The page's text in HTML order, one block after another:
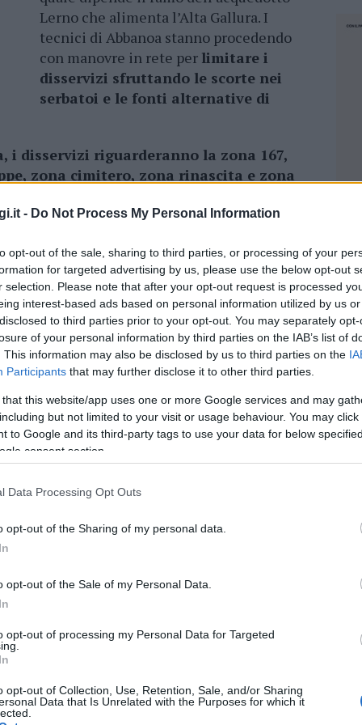
- Do Not Process My Personal Information
opt-out of the sale, sharing to third parties, or processing of your
for targeted advertising by us, please use the below opt-out
selection. Please note that after your opt-out request is processed
interest-based ads based on personal information utilized by us
to third parties prior to your opt-out. You may separately
of your personal information by third parties on the IAB’s list of
This information may also be disclosed by us to third parties on the
Participants that may further disclose it to other third parties.
that this website/app uses one or more Google services and may
but not limited to your visit or usage behaviour. You may
to Google and its third-party tags to use your data for below
consent section.
Data Processing Opt Outs
opt-out of the Sharing of my personal data.
opt-out of the Sale of my Personal Data.
opt-out of processing my Personal Data for Targeted
opt-out of Collection, Use, Retention, Sale, and/or Sharing
Data that Is Unrelated with the Purposes for which it
Lerno che alimenta l’Alta Gallura. I
tecnici di Abbanoa stanno procedendo
con manovre in rete per limitare i
disservizi sfruttando le scorte nei
serbatoi e le fonti alternative di
i disservizi riguarderanno la zona 167,
zona cimitero, zona rinascita e zona
di autobotte per le utenze sensibili.
dall’approvvigionamento delle fonti
aBortigiadas dalle scorte dei
pure a Calangianus dove, però, sarà
per consentire di ricostituire le riserve
aLuras che non ha un serbatoio
è stato attivato il servizio sostitutivo di
gestito ma che dipende dalla fornitura di
in arrivo al serbatoio.
al servizio di segnalazione guasti di
attivo 24 ore su 24.
nella sezione